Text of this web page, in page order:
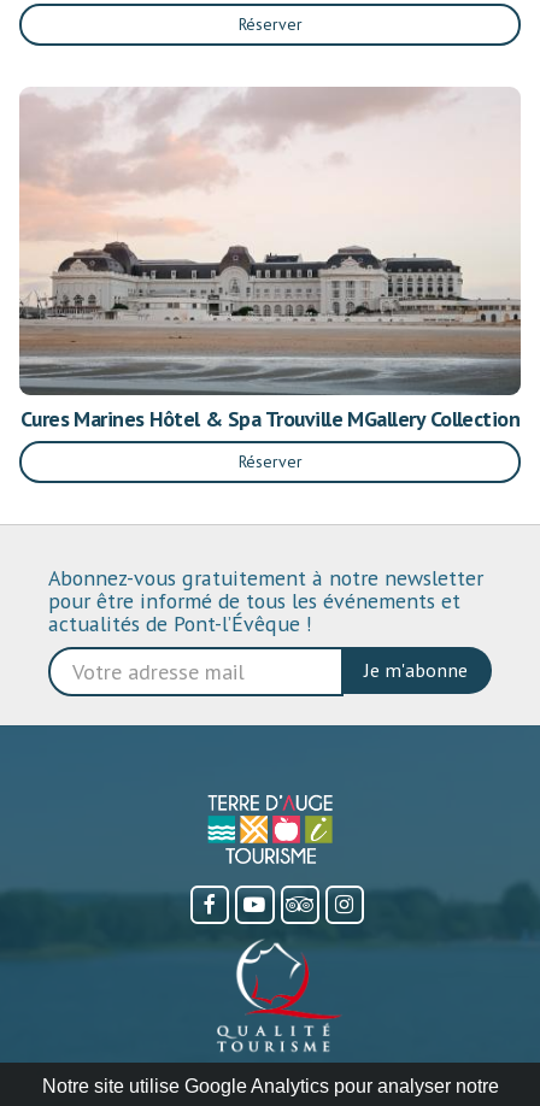
Notre site utilise Google Analytics pour analyser notre
Réserver
Cures Marines Hôtel & Spa Trouville MGallery Collection
Réserver
Abonnez-vous gratuitement à notre newsletter
pour être informé de tous les événements et
actualités de Pont-l’Évêque !
Je m'abonne